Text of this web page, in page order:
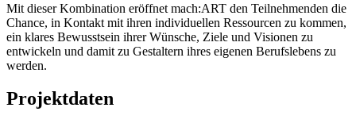
Mit dieser Kombination eröffnet mach:ART den Teilnehmenden die
Chance, in Kontakt mit ihren individuellen Ressourcen zu kommen,
ein klares Bewusstsein ihrer Wünsche, Ziele und Visionen zu
entwickeln und damit zu Gestaltern ihres eigenen Berufslebens zu
werden.
Projektdaten